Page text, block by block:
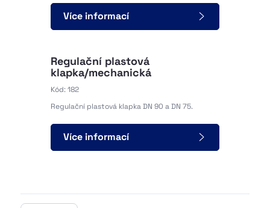
Více informací
Regulační plastová
klapka/mechanická
Kód: 182
Regulační plastová klapka DN 90 a DN 75.
Více informací